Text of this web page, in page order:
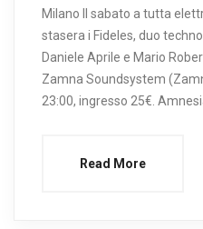
Milano Il sabato a tutta
stasera i Fideles, duo
Daniele Aprile e Mario
Zamna Soundsystem
23:00, ingresso 25€.
Read More